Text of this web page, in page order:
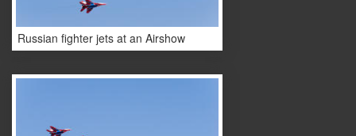
Russian fighter jets at an Airshow